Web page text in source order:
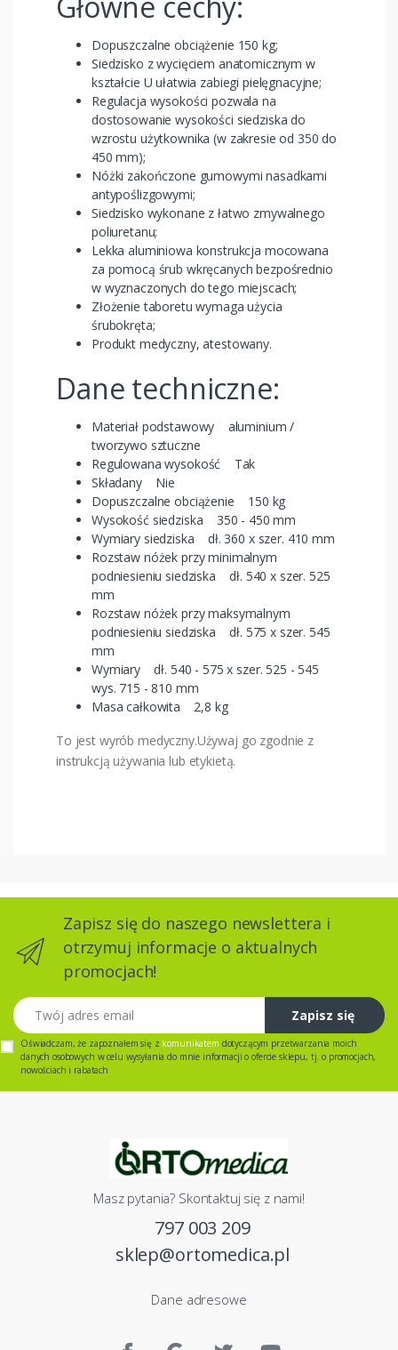
Dopuszczalne obciążenie 150 kg;
Siedzisko z wycięciem anatomicznym w
kształcie U ułatwia zabiegi pielęgnacyjne;
Regulacja wysokości pozwala na
dostosowanie wysokości siedziska do
wzrostu użytkownika (w zakresie od 350 do
450 mm);
Nóżki zakończone gumowymi nasadkami
antypoślizgowymi;
Siedzisko wykonane z łatwo zmywalnego
poliuretanu;
Lekka aluminiowa konstrukcja mocowana
za pomocą śrub wkręcanych bezpośrednio
w wyznaczonych do tego miejscach;
Złożenie taboretu wymaga użycia
śrubokręta;
Produkt medyczny, atestowany.
Dane techniczne:
Materiał podstawowy aluminium /
tworzywo sztuczne
Regulowana wysokość Tak
Składany Nie
Dopuszczalne obciążenie 150 kg
Wysokość siedziska 350 - 450 mm
Wymiary siedziska dł. 360 x szer. 410 mm
Rozstaw nóżek przy minimalnym
podniesieniu siedziska dł. 540 x szer. 525
mm
Rozstaw nóżek przy maksymalnym
podniesieniu siedziska dł. 575 x szer. 545
mm
Wymiary dł. 540 - 575 x szer. 525 - 545
wys. 715 - 810 mm
Masa całkowita 2,8 kg
To jest wyrób medyczny.Używaj go zgodnie z
instrukcją używania lub etykietą.
Zapisz się do naszego newslettera i
otrzymuj informacje o aktualnych
promocjach!
Twój adres email
Zapisz się
Oświadczam, że zapoznałem się z komunikatem dotyczącym przetwarzania moich
danych osobowych w celu wysyłania do mnie informacji o ofercie sklepu, tj. o promocjach,
nowościach i rabatach
Masz pytania? Skontaktuj się z nami!
797 003 209
sklep@ortomedica.pl
Dane adresowe